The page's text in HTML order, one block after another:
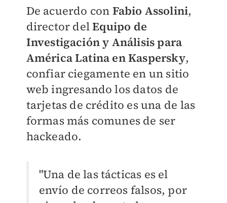
De acuerdo con Fabio Assolini,
director delEquipo de
Investigación y Análisis para
América Latina en Kaspersky,
confiar ciegamente en un sitio
web ingresando los datos de
tarjetas de crédito es una de las
formas más comunes de ser
hackeado.
"Una de las tácticas es el
envío de correos falsos, por